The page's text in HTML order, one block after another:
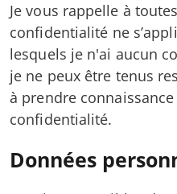
Je vous rappelle à
confidentialité ne
lesquels je n'ai aucun
je ne peux être tenus
à prendre
confidentialité.
Données